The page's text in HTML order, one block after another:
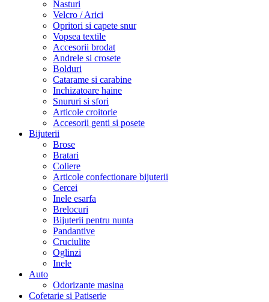
Nasturi
Velcro / Arici
Opritori si capete snur
Vopsea textile
Accesorii brodat
Andrele si crosete
Bolduri
Catarame si carabine
Inchizatoare haine
Snururi si sfori
Articole croitorie
Accesorii genti si posete
Bijuterii
Brose
Bratari
Coliere
Articole confectionare bijuterii
Cercei
Inele esarfa
Brelocuri
Bijuterii pentru nunta
Pandantive
Cruciulite
Oglinzi
Inele
Auto
Odorizante masina
Cofetarie si Patiserie